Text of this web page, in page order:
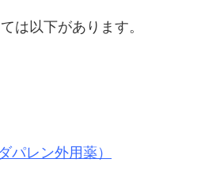
は以下があります。
パレン外用薬）